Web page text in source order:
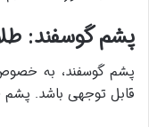
پشم گوسفند:
پشم گوسفند، به خصوص
قابل توجهی باشد. پشم